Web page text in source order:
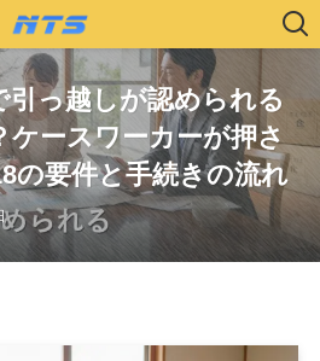
引っ越しが認められる
ケースワーカーが押さ
の要件と手続きの流れ